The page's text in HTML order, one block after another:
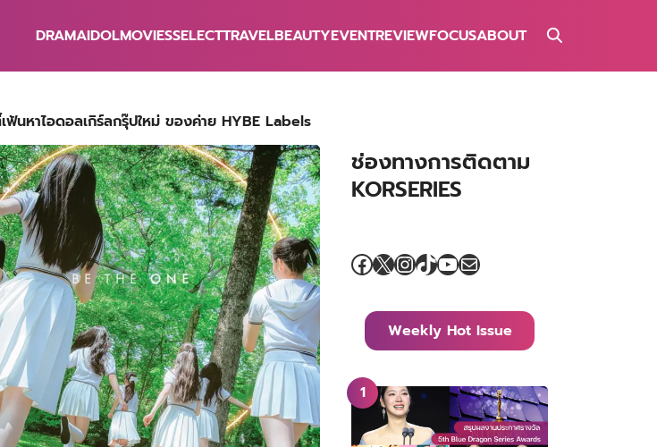
DRAMAIDOLMOVIESSELECTTRAVELBEAUTYEVENTREVIEWFOCUSABOUT
เฟ้นหาไอดอลเกิร์ลกรุ๊ปใหม่ ของค่าย HYBE Labels
ช่องทางการติดตาม
KORSERIES
Facebook
X Instagram
TikTok
YouTube
Mail
Weekly Hot Issue